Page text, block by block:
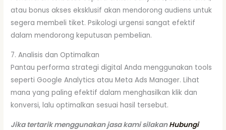
atau bonus akses eksklusif akan mendorong audiens untuk
segera membeli tiket. Psikologi urgensi sangat efektif
dalam mendorong keputusan pembelian.
7. Analisis dan Optimalkan
Pantau performa strategi digital Anda menggunakan tools
seperti Google Analytics atau Meta Ads Manager. Lihat
mana yang paling efektif dalam menghasilkan klik dan
konversi, lalu optimalkan sesuai hasil tersebut.
Jika tertarik menggunakan jasa kami silakanHubungi